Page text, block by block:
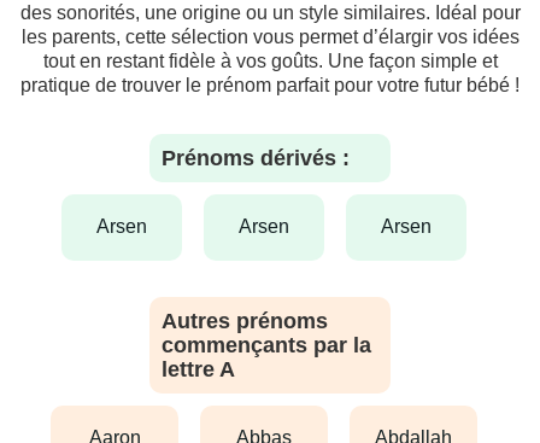
des sonorités, une origine ou un style similaires. Idéal pour
les parents, cette sélection vous permet d’élargir vos idées
tout en restant fidèle à vos goûts. Une façon simple et
pratique de trouver le prénom parfait pour votre futur bébé !
Prénoms dérivés :
arsen arsen arsen
Autres prénoms
commençants par la
lettre A
aaron abbas abdallah